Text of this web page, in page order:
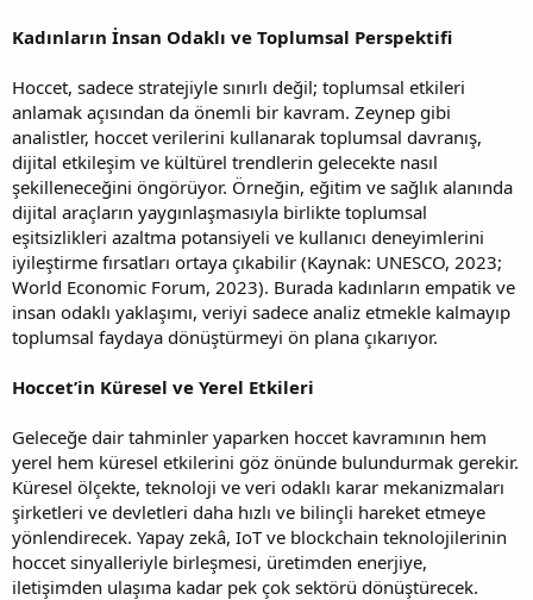
Kadınların İnsan Odaklı ve Toplumsal Perspektifi
Hoccet, sadece stratejiyle sınırlı değil; toplumsal etkileri
anlamak açısından da önemli bir kavram. Zeynep gibi
analistler, hoccet verilerini kullanarak toplumsal davranış,
dijital etkileşim ve kültürel trendlerin gelecekte nasıl
şekilleneceğini öngörüyor. Örneğin, eğitim ve sağlık alanında
dijital araçların yaygınlaşmasıyla birlikte toplumsal
eşitsizlikleri azaltma potansiyeli ve kullanıcı deneyimlerini
iyileştirme fırsatları ortaya çıkabilir (Kaynak: UNESCO, 2023;
World Economic Forum, 2023). Burada kadınların empatik ve
insan odaklı yaklaşımı, veriyi sadece analiz etmekle kalmayıp
toplumsal faydaya dönüştürmeyi ön plana çıkarıyor.
Hoccet’in Küresel ve Yerel Etkileri
Geleceğe dair tahminler yaparken hoccet kavramının hem
yerel hem küresel etkilerini göz önünde bulundurmak gerekir.
Küresel ölçekte, teknoloji ve veri odaklı karar mekanizmaları
şirketleri ve devletleri daha hızlı ve bilinçli hareket etmeye
yönlendirecek. Yapay zekâ, IoT ve blockchain teknolojilerinin
hoccet sinyalleriyle birleşmesi, üretimden enerjiye,
iletişimden ulaşıma kadar pek çok sektörü dönüştürecek.